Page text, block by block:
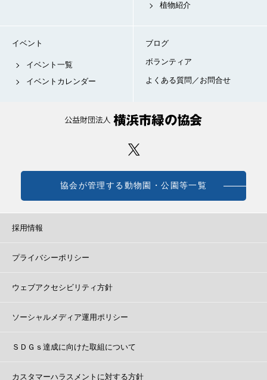
植物紹介
イベント
イベント一覧
イベントカレンダー
ブログ
ボランティア
よくある質問／お問合せ
協会が管理する動物園・公園等一覧
採用情報
プライバシーポリシー
ウェブアクセシビリティ方針
ソーシャルメディア運用ポリシー
ＳＤＧｓ達成に向けた取組について
カスタマーハラスメントに対する方針